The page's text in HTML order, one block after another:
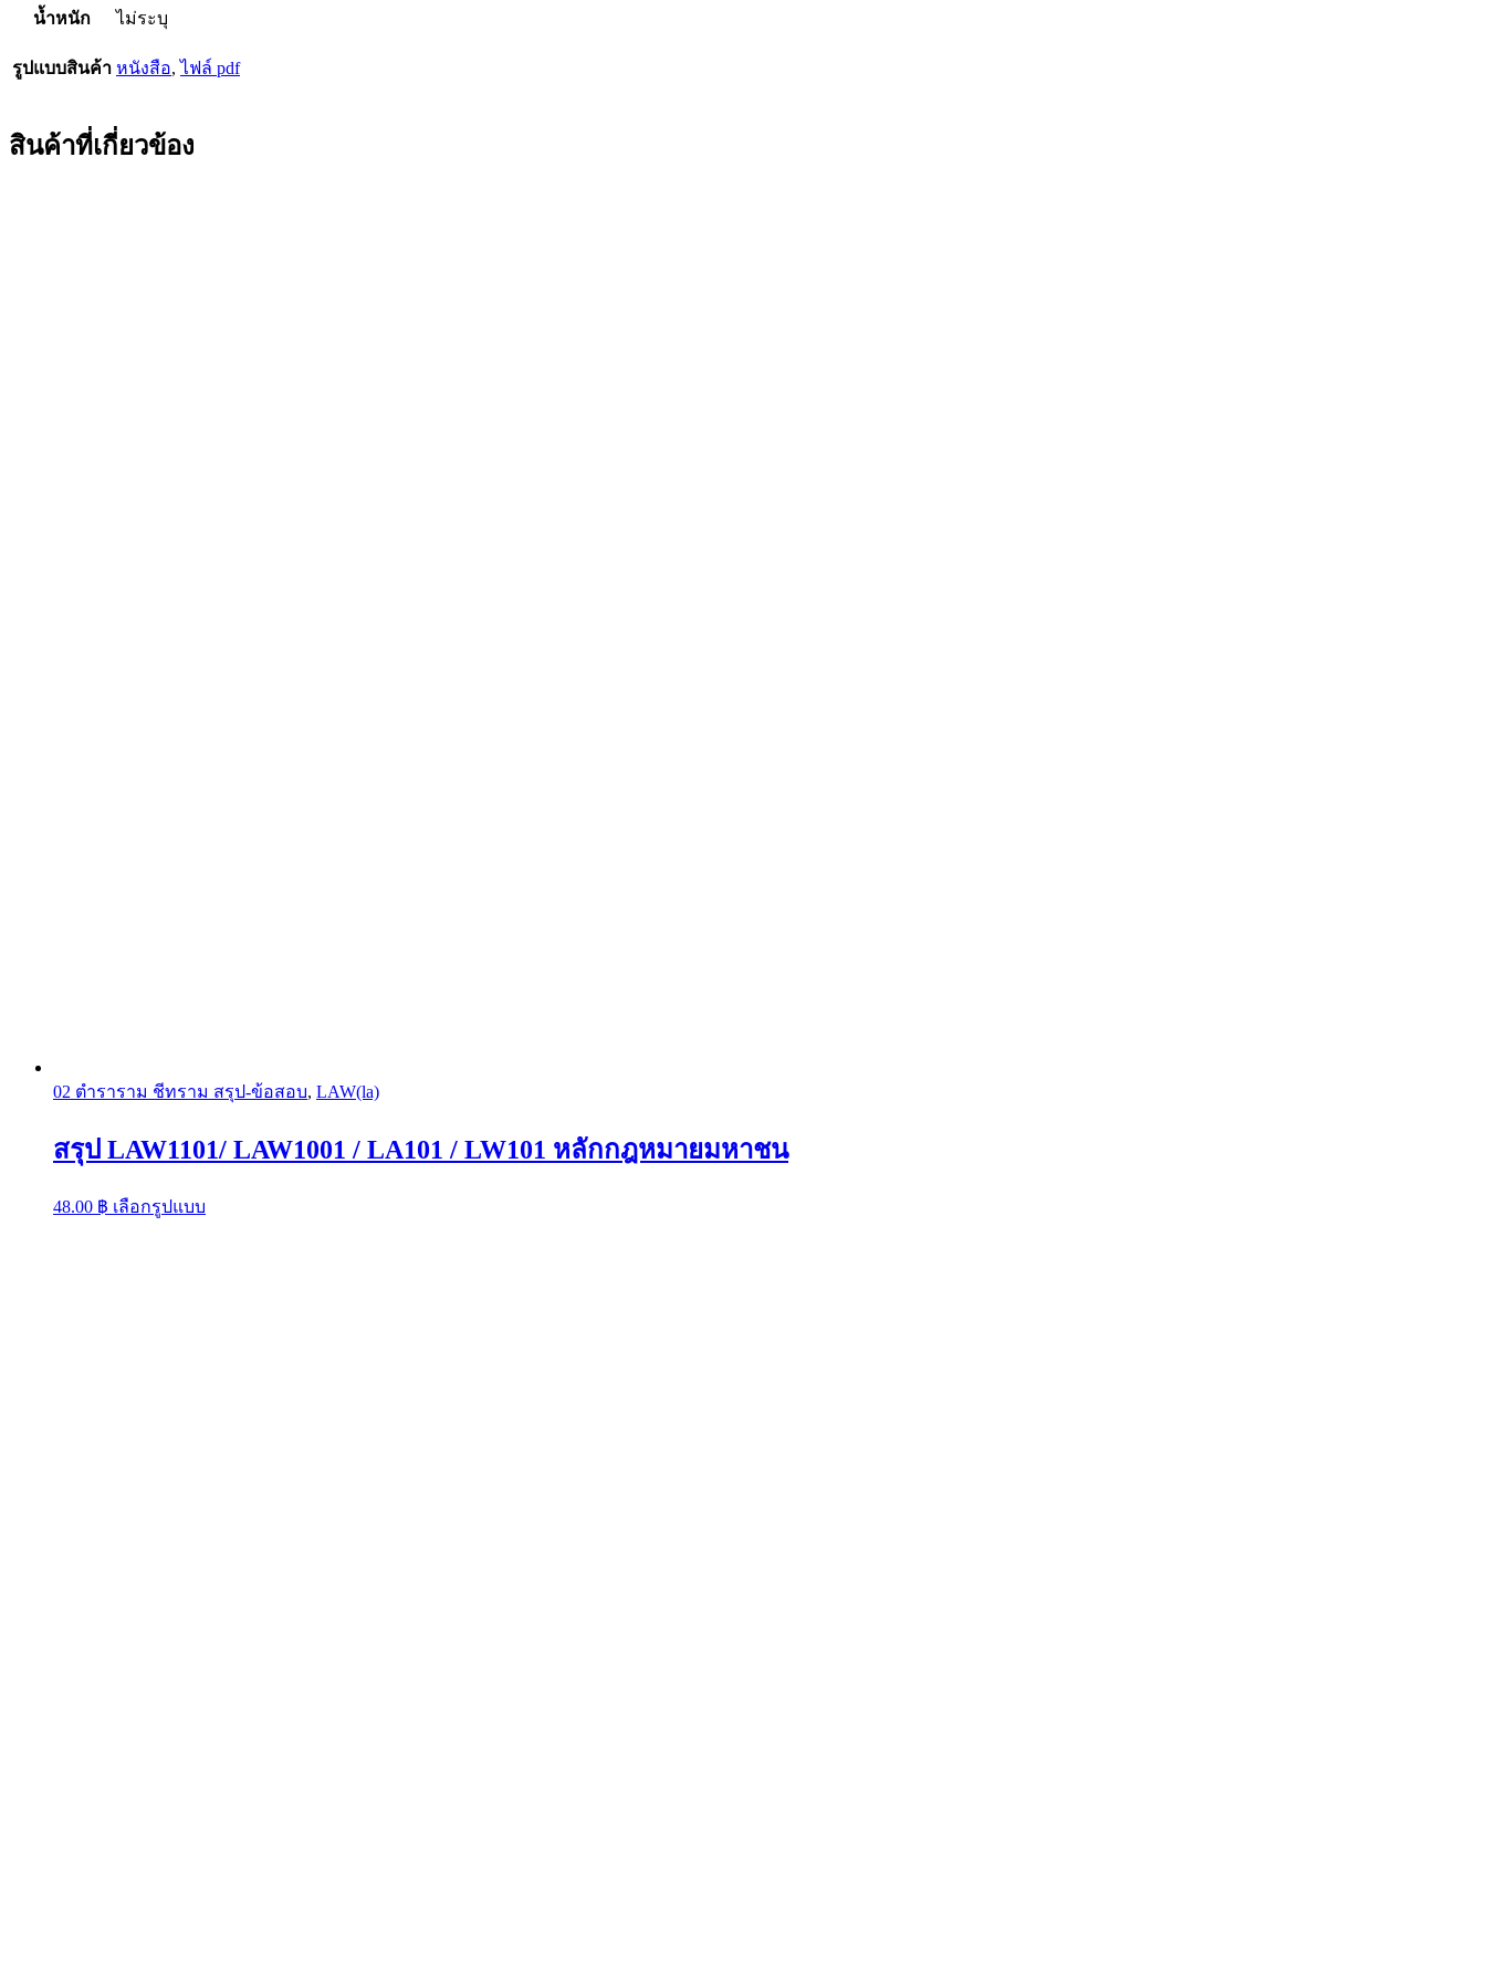
น้ำหนัก ไม่ระบุ
รูปแบบสินค้า หนังสือ,ไฟล์ pdf
สินค้าที่เกี่ยวข้อง
02 ตำราราม ชีทราม สรุป-ข้อสอบ, LAW(la)
สรุป LAW1101/ LAW1001 / LA101 / LW101 หลักกฎหมายมหาชน
48.00 ฿ เลือกรูปแบบ
product